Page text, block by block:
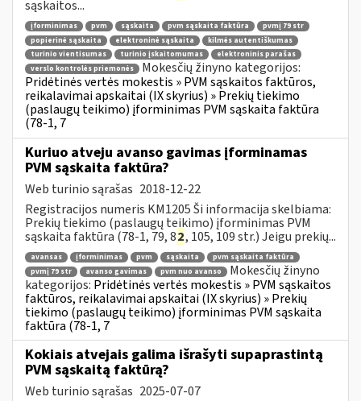
sąskaitos...
įforminimas pvm sąskaita pvm sąskaita faktūra
pvmį 79 str
popierinė sąskaita
elektroninė sąskaita
kilmės autentiškumas
turinio vientisumas
turinio įskaitomumas
elektroninis parašas
verslo kontrolės priemonės
Mokesčių žinyno kategorijos:
Pridėtinės vertės mokestis » PVM sąskaitos faktūros,
reikalavimai apskaitai (IX skyrius) » Prekių tiekimo
(paslaugų teikimo) įforminimas PVM sąskaita faktūra
(78-1, 7
Kuriuo atveju avanso gavimas įforminamas
PVM sąskaita faktūra?
Web turinio sąrašas 2018-12-22
Registracijos numeris KM1205 Ši informacija skelbiama:
Prekių tiekimo (paslaugų teikimo) įforminimas PVM
sąskaita faktūra (78-1, 79, 82, 105, 109 str.) Jeigu prekių...
avansas įforminimas pvm sąskaita
pvm sąskaita faktūra
pvmį 79 str
avanso gavimas pvm nuo avanso
Mokesčių žinyno
kategorijos: Pridėtinės vertės mokestis » PVM sąskaitos
faktūros, reikalavimai apskaitai (IX skyrius) » Prekių
tiekimo (paslaugų teikimo) įforminimas PVM sąskaita
faktūra (78-1, 7
Kokiais atvejais galima išrašyti supaprastintą
PVM sąskaitą faktūrą?
Web turinio sąrašas 2025-07-07